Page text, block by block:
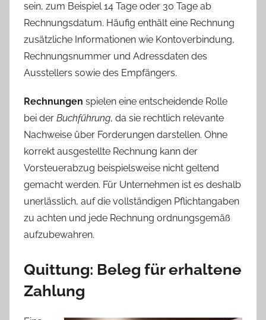
sein, zum Beispiel 14 Tage oder 30 Tage ab
Rechnungsdatum. Häufig enthält eine Rechnung
zusätzliche Informationen wie Kontoverbindung,
Rechnungsnummer und Adressdaten des
Ausstellers sowie des Empfängers.
Rechnungen spielen eine entscheidende Rolle
bei der Buchführung, da sie rechtlich relevante
Nachweise über Forderungen darstellen. Ohne
korrekt ausgestellte Rechnung kann der
Vorsteuerabzug beispielsweise nicht geltend
gemacht werden. Für Unternehmen ist es deshalb
unerlässlich, auf die vollständigen Pflichtangaben
zu achten und jede Rechnung ordnungsgemäß
aufzubewahren.
Quittung: Beleg für erhaltene
Zahlung